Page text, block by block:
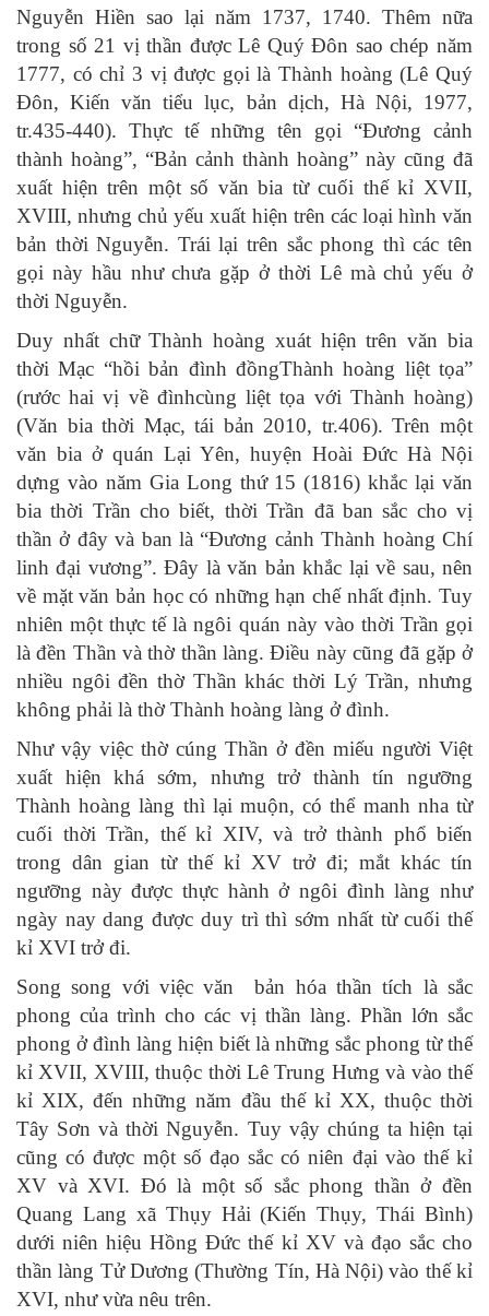
Nguyễn Hiền sao lại năm 1737, 1740. Thêm nữa
trong số 21 vị thần được Lê Quý Đôn sao chép năm
1777, có chỉ 3 vị được gọi là Thành hoàng (Lê Quý
Đôn, Kiến văn tiểu lục, bản dịch, Hà Nội, 1977,
tr.435-440). Thực tế những tên gọi “Đương cảnh
thành hoàng”, “Bản cảnh thành hoàng” này cũng đã
xuất hiện trên một số văn bia từ cuối thế kỉ XVII,
XVIII, nhưng chủ yếu xuất hiện trên các loại hình văn
bản thời Nguyễn. Trái lại trên sắc phong thì các tên
gọi này hầu như chưa gặp ở thời Lê mà chủ yếu ở
thời Nguyễn.
Duy nhất chữ Thành hoàng xuát hiện trên văn bia
thời Mạc “hồi bản đình đồngThành hoàng liệt tọa”
(rước hai vị về đìnhcùng liệt tọa với Thành hoàng)
(Văn bia thời Mạc, tái bản 2010, tr.406). Trên một
văn bia ở quán Lại Yên, huyện Hoài Đức Hà Nội
dựng vào năm Gia Long thứ 15 (1816) khắc lại văn
bia thời Trần cho biết, thời Trần đã ban sắc cho vị
thần ở đây và ban là “Đương cảnh Thành hoàng Chí
linh đại vương”. Đây là văn bản khắc lại về sau, nên
về mặt văn bản học có những hạn chế nhất định. Tuy
nhiên một thực tế là ngôi quán này vào thời Trần gọi
là đền Thần và thờ thần làng. Điều này cũng đã gặp ở
nhiều ngôi đền thờ Thần khác thời Lý Trần, nhưng
không phải là thờ Thành hoàng làng ở đình.
Như vậy việc thờ cúng Thần ở đền miếu người Việt
xuất hiện khá sớm, nhưng trở thành tín ngưỡng
Thành hoàng làng thì lại muộn, có thể manh nha từ
cuối thời Trần, thế kỉ XIV, và trở thành phổ biến
trong dân gian từ thế kỉ XV trở đi; mắt khác tín
ngưỡng này được thực hành ở ngôi đình làng như
ngày nay dang được duy trì thì sớm nhất từ cuối thế
kỉ XVI trở đi.
Song song với việc văn bản hóa thần tích là sắc
phong của trình cho các vị thần làng. Phần lớn sắc
phong ở đình làng hiện biết là những sắc phong từ thế
kỉ XVII, XVIII, thuộc thời Lê Trung Hưng và vào thế
kỉ XIX, đến những năm đầu thế kỉ XX, thuộc thời
Tây Sơn và thời Nguyễn. Tuy vậy chúng ta hiện tại
cũng có được một số đạo sắc có niên đại vào thế kỉ
XV và XVI. Đó là một số sắc phong thần ở đền
Quang Lang xã Thụy Hải (Kiến Thụy, Thái Bình)
dưới niên hiệu Hồng Đức thế kỉ XV và đạo sắc cho
thần làng Tử Dương (Thường Tín, Hà Nội) vào thế kỉ
XVI, như vừa nêu trên.